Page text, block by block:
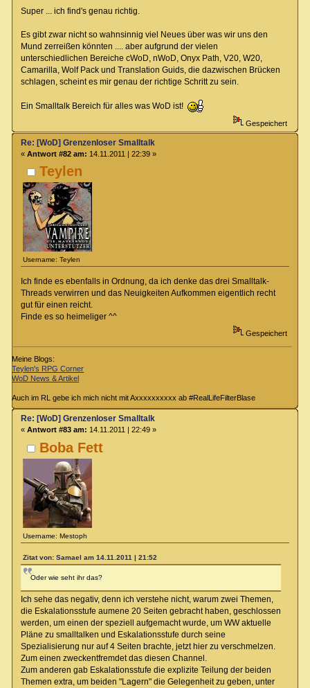
Super ... ich find's genau richtig.
Es gibt zwar nicht so wahnsinnig viel Neues über was wir uns den
Mund zerreißen könnten .... aber aufgrund der vielen
unterschiedlichen Bereiche cWoD, nWoD, Onyx Path, V20, W20,
Camarilla, Wolf Pack und Translation Guids, die dazwischen Brücken
schlagen, scheint es mir genau der richtige Schritt zu sein.
Ein Smalltalk Bereich für alles was WoD ist!
Gespeichert
Teylen
Username: Teylen
Re: [WoD] Grenzenloser Smalltalk
« Antwort #82 am: 14.11.2011 | 22:39 »
Ich finde es ebenfalls in Ordnung, da ich denke das drei Smalltalk-
Threads verwirren und das Neuigkeiten Aufkommen eigentlich recht
gut für einen reicht.
Finde es so heimeliger ^^
Gespeichert
Meine Blogs:
Teylen's RPG Corner
WoD News & Artikel
Auch im RL gebe ich mich nicht mit Axxxxxxxxxx ab #RealLifeFilterBlase
Boba Fett
Username: Mestoph
Re: [WoD] Grenzenloser Smalltalk
« Antwort #83 am: 14.11.2011 | 22:49 »
Zitat von: Samael am 14.11.2011 | 21:52
Oder wie seht ihr das?
Ich sehe das negativ, denn ich verstehe nicht, warum zwei Themen,
die Eskalationsstufe aumene 20 Seiten gebracht haben, geschlossen
werden, um einen der speziell aufgemacht wurde, um WW aktuelle
Pläne zu smalltalken und Eskalationsstufe durch seine
Spezialisierung nur auf 4 Seiten brachte, jetzt hier zu verschmelzen.
Zum einen zweckentfremdet das diesen Channel.
Zum anderen gab Eskalationsstufe die explizite Teilung der beiden
Themen extra, um beiden "Lagern" die Gelegenheit zu geben, unter